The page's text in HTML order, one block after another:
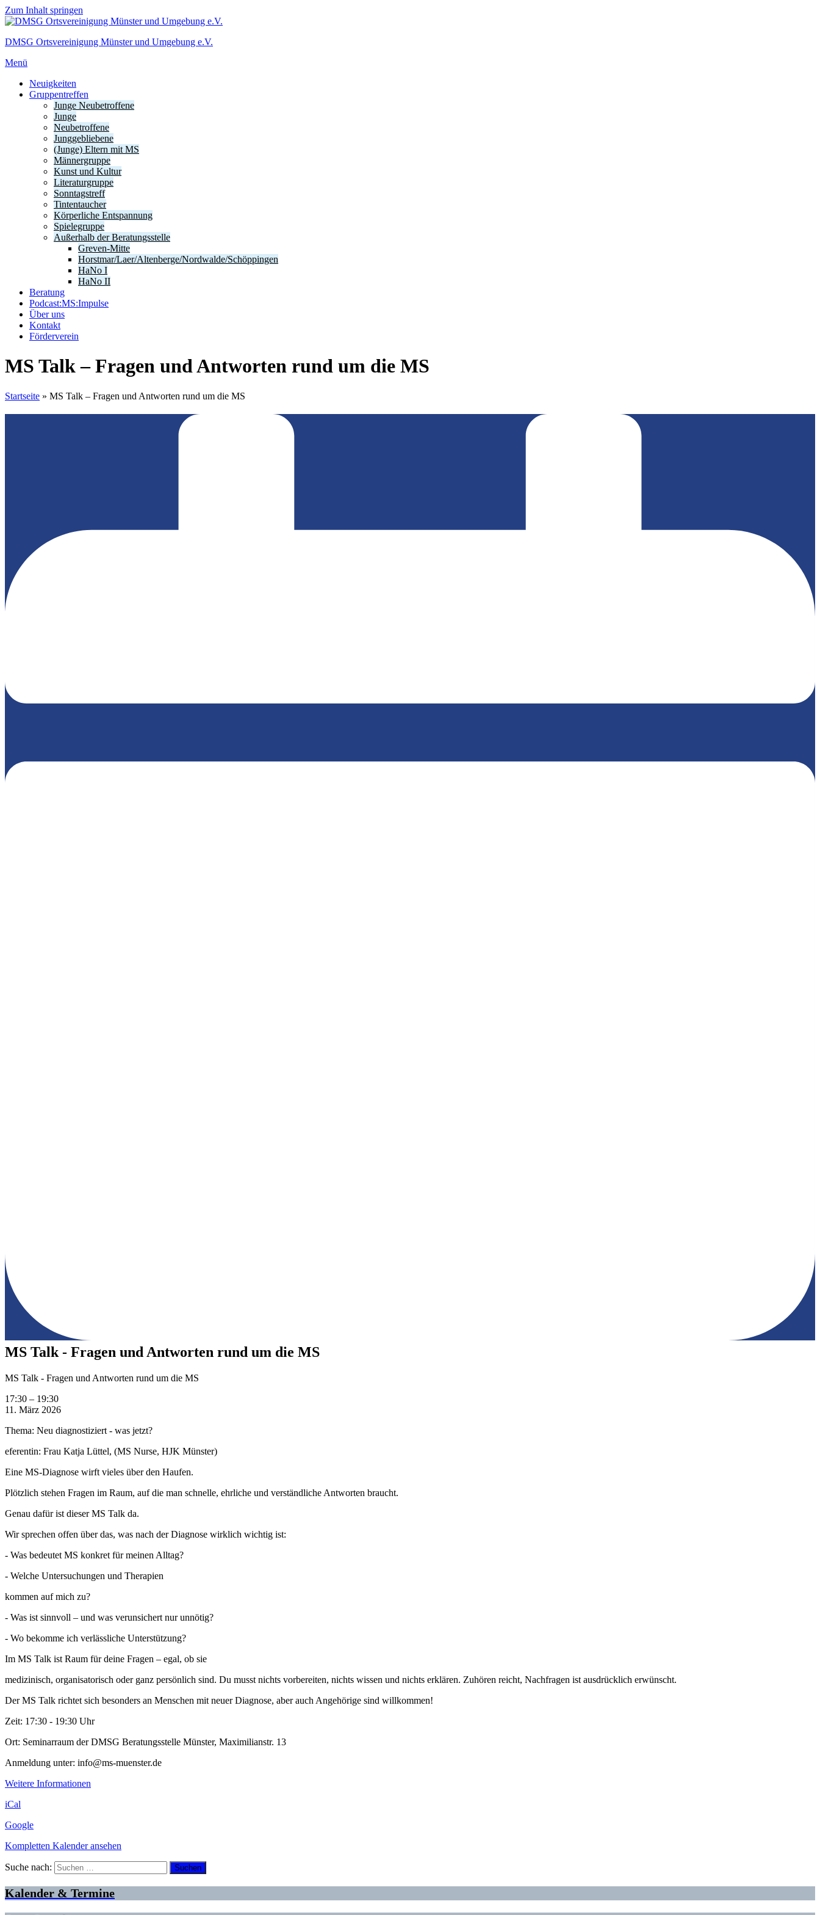
Zum Inhalt springen
DMSG Ortsvereinigung Münster und Umgebung e.V.
Menü
Neuigkeiten
Gruppentreffen
Junge Neubetroffene
Junge
Neubetroffene
Junggebliebene
(Junge) Eltern mit MS
Männergruppe
Kunst und Kultur
Literaturgruppe
Sonntagstreff
Tintentaucher
Körperliche Entspannung
Spielegruppe
Außerhalb der Beratungsstelle
Greven-Mitte
Horstmar/Laer/Altenberge/Nordwalde/Schöppingen
HaNo I
HaNo II
Beratung
Podcast:MS:Impulse
Über uns
Kontakt
Förderverein
MS Talk – Fragen und Antworten rund um die MS
Startseite » MS Talk – Fragen und Antworten rund um die MS
MS Talk - Fragen und Antworten rund um die MS
MS Talk - Fragen und Antworten rund um die MS
17:30 – 19:30
11. März 2026
Thema: Neu diagnostiziert - was jetzt?
eferentin: Frau Katja Lüttel, (MS Nurse, HJK Münster)
Eine MS-Diagnose wirft vieles über den Haufen.
Plötzlich stehen Fragen im Raum, auf die man schnelle, ehrliche und verständliche Antworten braucht.
Genau dafür ist dieser MS Talk da.
Wir sprechen offen über das, was nach der Diagnose wirklich wichtig ist:
- Was bedeutet MS konkret für meinen Alltag?
- Welche Untersuchungen und Therapien
kommen auf mich zu?
- Was ist sinnvoll – und was verunsichert nur unnötig?
- Wo bekomme ich verlässliche Unterstützung?
Im MS Talk ist Raum für deine Fragen – egal, ob sie
medizinisch, organisatorisch oder ganz persönlich sind. Du musst nichts vorbereiten, nichts wissen und nichts erklären. Zuhören reicht, Nachfragen ist ausdrücklich erwünscht.
Der MS Talk richtet sich besonders an Menschen mit neuer Diagnose, aber auch Angehörige sind willkommen!
Zeit: 17:30 - 19:30 Uhr
Ort: Seminarraum der DMSG Beratungsstelle Münster, Maximilianstr. 13
Anmeldung unter: info@ms-muenster.de
Weitere Informationen
iCal
Google
Kompletten Kalender ansehen
Suche nach:
Kalender & Termine